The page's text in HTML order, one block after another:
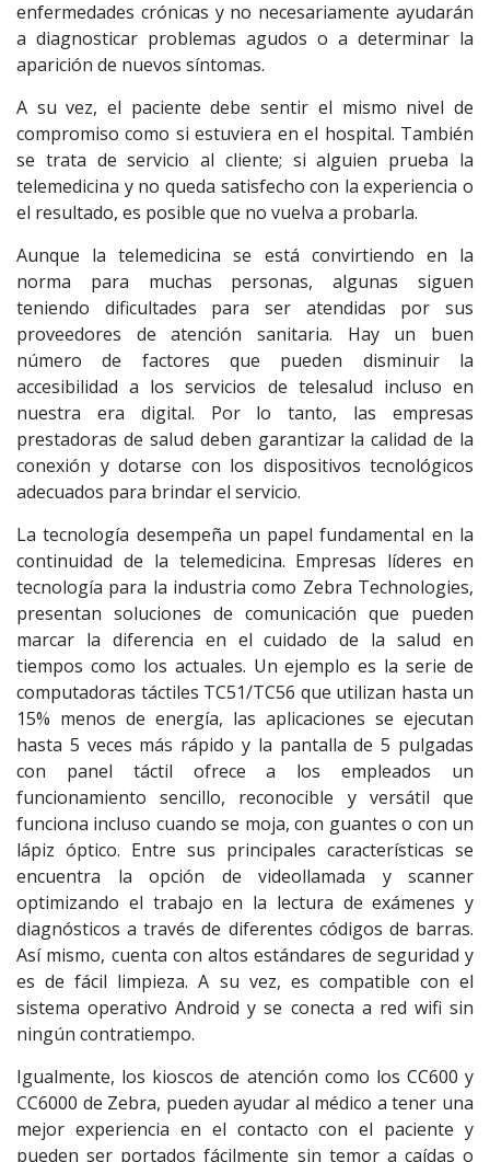
enfermedades crónicas y no necesariamente ayudarán
a diagnosticar problemas agudos o a determinar la
aparición de nuevos síntomas.
A su vez, el paciente debe sentir el mismo nivel de
compromiso como si estuviera en el hospital. También
se trata de servicio al cliente; si alguien prueba la
telemedicina y no queda satisfecho con la experiencia o
el resultado, es posible que no vuelva a probarla.
Aunque la telemedicina se está convirtiendo en la
norma para muchas personas, algunas siguen
teniendo dificultades para ser atendidas por sus
proveedores de atención sanitaria. Hay un buen
número de factores que pueden disminuir la
accesibilidad a los servicios de telesalud incluso en
nuestra era digital. Por lo tanto, las empresas
prestadoras de salud deben garantizar la calidad de la
conexión y dotarse con los dispositivos tecnológicos
adecuados para brindar el servicio.
La tecnología desempeña un papel fundamental en la
continuidad de la telemedicina. Empresas líderes en
tecnología para la industria como Zebra Technologies,
presentan soluciones de comunicación que pueden
marcar la diferencia en el cuidado de la salud en
tiempos como los actuales. Un ejemplo es la serie de
computadoras táctiles TC51/TC56 que utilizan hasta un
15% menos de energía, las aplicaciones se ejecutan
hasta 5 veces más rápido y la pantalla de 5 pulgadas
con panel táctil ofrece a los empleados un
funcionamiento sencillo, reconocible y versátil que
funciona incluso cuando se moja, con guantes o con un
lápiz óptico. Entre sus principales características se
encuentra la opción de videollamada y scanner
optimizando el trabajo en la lectura de exámenes y
diagnósticos a través de diferentes códigos de barras.
Así mismo, cuenta con altos estándares de seguridad y
es de fácil limpieza. A su vez, es compatible con el
sistema operativo Android y se conecta a red wifi sin
ningún contratiempo.
Igualmente, los kioscos de atención como los CC600 y
CC6000 de Zebra, pueden ayudar al médico a tener una
mejor experiencia en el contacto con el paciente y
pueden ser portados fácilmente sin temor a caídas o